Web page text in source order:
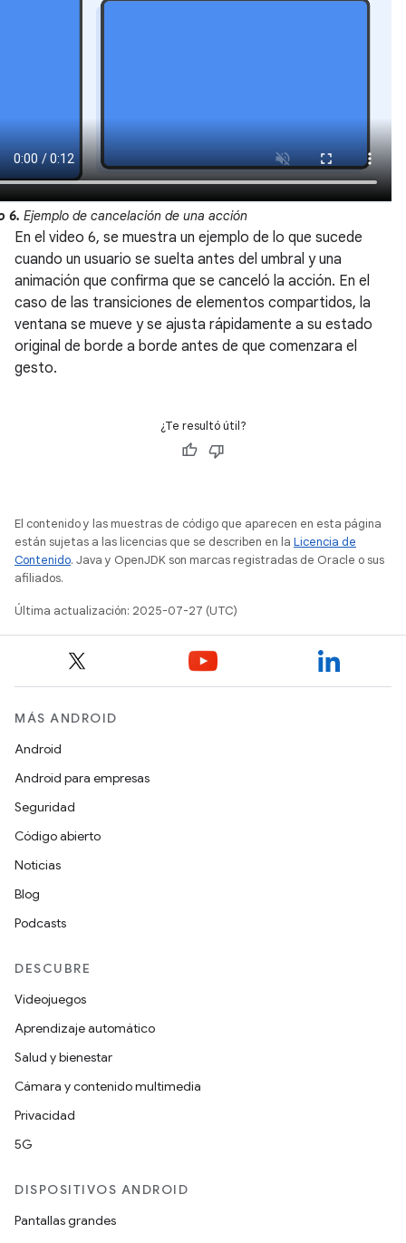
6. Ejemplo de cancelación de una acción
En el video 6, se muestra un ejemplo de lo que sucede
cuando un usuario se suelta antes del umbral y una
animación que confirma que se canceló la acción. En el
caso de las transiciones de elementos compartidos, la
ventana se mueve y se ajusta rápidamente a su estado
original de borde a borde antes de que comenzara el
gesto.
¿Te resultó útil?
El contenido y las muestras de código que aparecen en esta página
están sujetas a las licencias que se describen en la Licencia de
Contenido. Java y OpenJDK son marcas registradas de Oracle o sus
afiliados.
Última actualización: 2025-07-27 (UTC)
MÁS ANDROID
Android
Android para empresas
Seguridad
Código abierto
Noticias
Blog
Podcasts
DESCUBRE
Videojuegos
Aprendizaje automático
Salud y bienestar
Cámara y contenido multimedia
Privacidad
5G
DISPOSITIVOS ANDROID
Pantallas grandes